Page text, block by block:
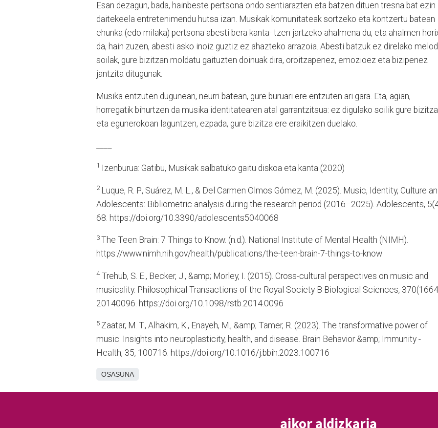
Esan dezagun, bada, hainbeste pertsona ondo sentiarazten eta batzen dituen tresna bat ezin
daitekeela entretenimendu hutsa izan. Musikak komunitateak sortzeko eta kontzertu batean
ehunka (edo milaka) pertsona abesti bera kanta- tzen jartzeko ahalmena du, eta ahalmen
da, hain zuzen, abesti asko inoiz guztiz ez ahazteko arrazoia. Abesti batzuk ez direlako
soilak, gure bizitzan moldatu gaituzten doinuak dira, oroitzapenez, emozioez eta bizipenez
jantzita ditugunak.
Musika entzuten dugunean, neurri batean, gure buruari ere entzuten ari gara. Eta, agian,
horregatik bihurtzen da musika identitatearen atal garrantzitsua: ez digulako soilik gure
eta egunerokoan laguntzen, ezpada, gure bizitza ere eraikitzen duelako.
1 Izenburua: Gatibu, Musikak salbatuko gaitu diskoa eta kanta (2020)
2 Luque, R. P., Suárez, M. L., & Del Carmen Olmos Gómez, M. (2025). Music, Identity, Culture
Adolescents: Bibliometric analysis during the research period (2016–2025). Adolescents,
68. https://doi.org/10.3390/adolescents5040068
3 The Teen Brain: 7 Things to Know. (n.d.). National Institute of Mental Health (NIMH).
https://www.nimh.nih.gov/health/publications/the-teen-brain-7-things-to-know
4Trehub, S. E., Becker, J., &amp; Morley, I. (2015). Cross-cultural perspectives on music and
musicality. Philosophical Transactions of the Royal Society B Biological Sciences,
20140096. https://doi.org/10.1098/rstb.2014.0096
5 Zaatar, M. T., Alhakim, K., Enayeh, M., &amp; Tamer, R. (2023). The transformative power of
music: Insights into neuroplasticity, health, and disease. Brain Behavior &amp; Immunity -
Health, 35, 100716. https://doi.org/10.1016/j.bbih.2023.100716
OSASUNA
aikor aldizkaria